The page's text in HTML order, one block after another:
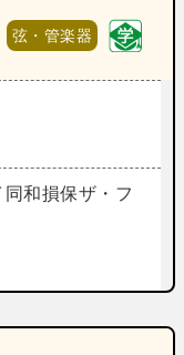
弦・管楽器
和損保ザ・フ